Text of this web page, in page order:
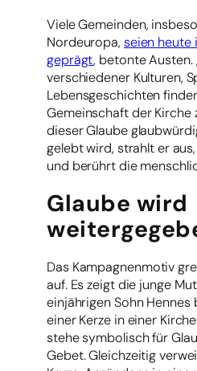
Viele Gemeinden,
Nordeuropa, seien heute
geprägt, betonte Austen.
verschiedener Kulturen,
Lebensgeschichten
Gemeinschaft der Kirche
dieser Glaube
gelebt wird, strahlt er
und berührt die
Glaube wird
Das Kampagnenmotiv
auf. Es zeigt die junge
einjährigen Sohn Hennes
einer Kerze in einer
stehe symbolisch für
Gebet. Gleichzeitig